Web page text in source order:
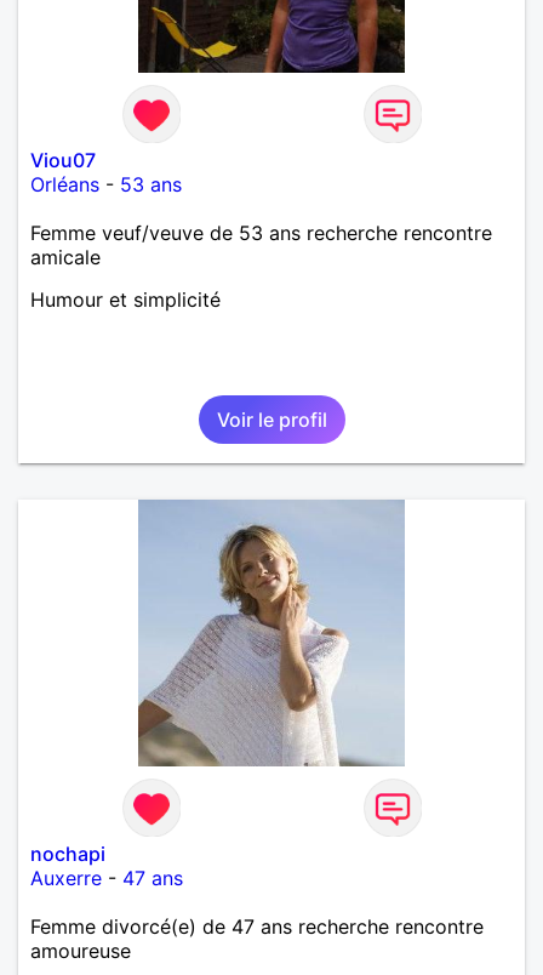
Viou07
Orléans - 53 ans
Femme veuf/veuve de 53 ans recherche rencontre
amicale
Humour et simplicité
Voir le profil
nochapi
Auxerre - 47 ans
Femme divorcé(e) de 47 ans recherche rencontre
amoureuse